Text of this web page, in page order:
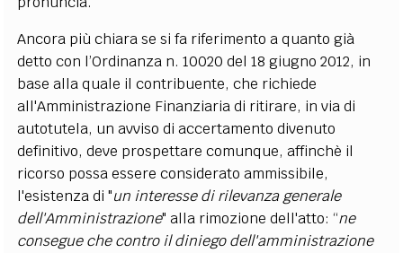
Ancora più chiara se si fa riferimento a quanto già
detto con l’Ordinanza n. 10020 del 18 giugno 2012, in
base alla quale il contribuente, che richiede
all'Amministrazione Finanziaria di ritirare, in via di
autotutela, un avviso di accertamento divenuto
definitivo, deve prospettare comunque, affinchè il
ricorso possa essere considerato ammissibile,
l'esistenza di "un interesse di rilevanza generale
dell'Amministrazione" alla rimozione dell'atto: “ne
consegue che contro il diniego dell'amministrazione